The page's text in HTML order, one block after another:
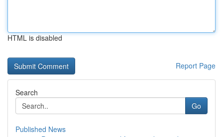
HTML is disabled
Report Page
Search
Go
Published News